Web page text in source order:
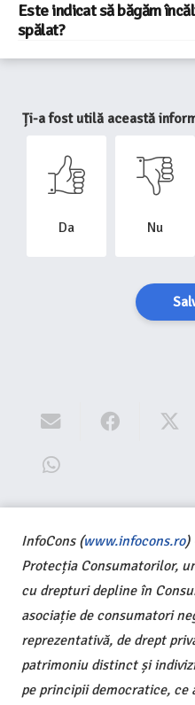
Este indicat să băgăm
spălat?
Ți-a fost utilă această
Da Nu
InfoCons (www.infocons.ro)
Protecția Consumatorilor,
cu drepturi depline în
asociație de consumatori
reprezentativă, de drept
patrimoniu distinct și
pe principii democratice, ce